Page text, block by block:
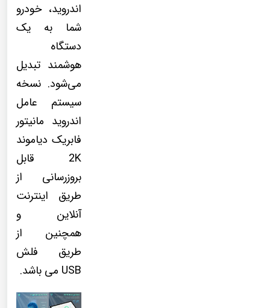
اندروید، خودرو
شما به یک
دستگاه
هوشمند تبدیل
می‌شود. نسخه
سیستم عامل
اندروید مانیتور
فابریک دیاموند
2K قابل
بروزرسانی از
طریق اینترنت
آنلاین و
همچنین از
طریق فلش
USB می باشد.